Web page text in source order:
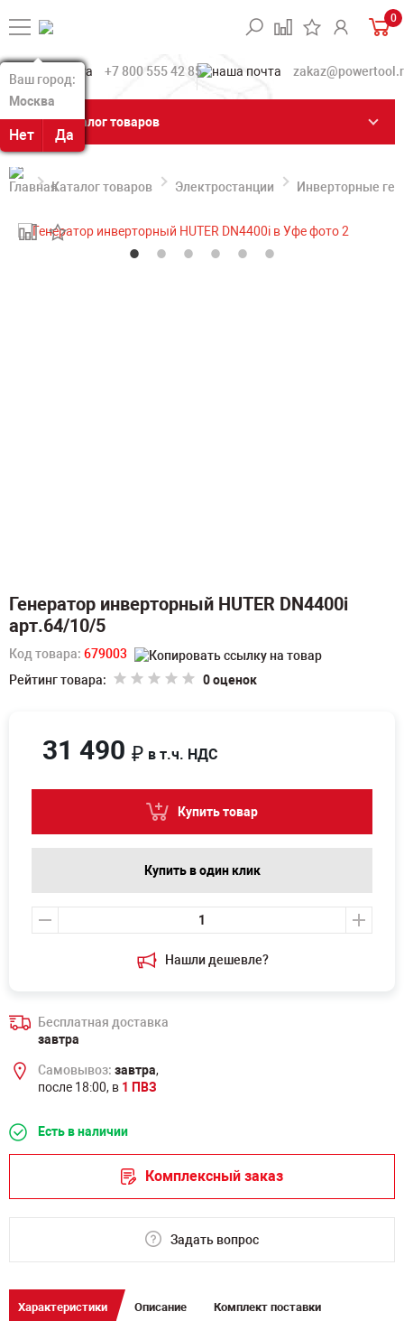
Ваш город:
Москва
Нет Да
Ваш город:
Москва
Нет Да
0
+7 800 555 42 85
Каталог товаров
Каталог товаров Электростанции Инверторные
Генератор инверторный HUTER DN4400i
арт.64/10/5
Код товара: 679003
Рейтинг товара:
0 оценок
Нашли дешевле?
31 490 ₽ в т.ч. НДС
Купить товар
Купить в один клик
Бесплатная доставка
завтра
Самовывоз: завтра,
после 18:00, в 1 ПВЗ
Есть в наличии
Комплексный заказ
Задать вопрос
Характеристики Описание Комплект поставки